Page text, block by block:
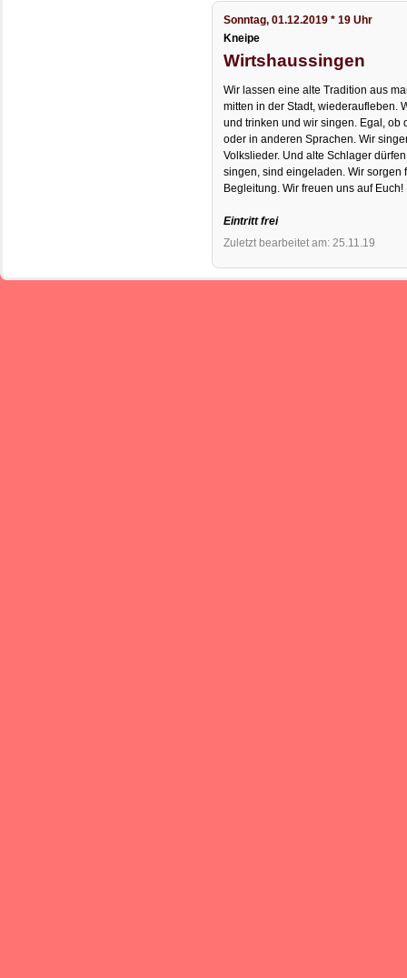
Sonntag, 01.12.2019 * 19 Uhr
Kneipe
Wirtshaussingen
Wir lassen eine alte Tradition aus
mitten in der Stadt, wiederaufleben.
und trinken und wir singen. Egal, ob
oder in anderen Sprachen. Wir
Volkslieder. Und alte Schlager
singen, sind eingeladen. Wir sorgen
Begleitung. Wir freuen uns auf Euch!
Eintritt frei
Zuletzt bearbeitet am: 25.11.19